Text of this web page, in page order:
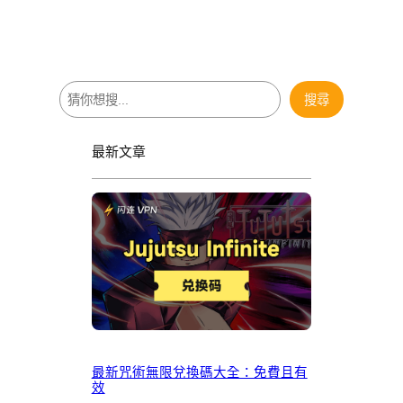
搜
尋
搜尋
最新文章
最新咒術無限兌換碼大全：免費且有
效